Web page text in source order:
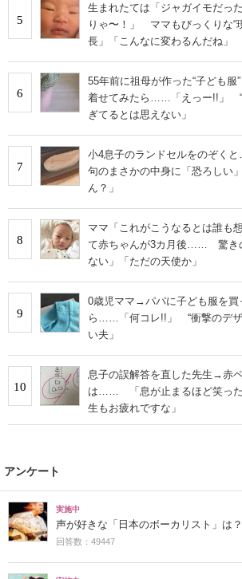
5
生まれたては「ジャガイモだ
りゃ〜！」 ママもびっくりな“
長」「こんなに変わるんだね」
6
55年前に祖母が作った“子ども
着せてみたら……「えっー!!」 “
ぎてるとは思えない」
7
小4息子のランドセルをのぞ
句のまさかの中身に「恐ろしい
ん？」
8
ママ「これがこうなるとは誰も
て赤ちゃんが3カ月後…… 驚き
ない」「ただの天使か」
9
0歳児ママ→パパに子ども服を買
ら……「何コレ!!」 “衝撃のデザ
い夫」
10
息子の誤解答を直した先生→赤
は…… 「息が止まるほど笑った
生もお疲れですな」
アンケート
実施中
声が好きな「日本のボーカリスト」は？
回答数：49447